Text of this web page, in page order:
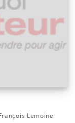
Lemoine